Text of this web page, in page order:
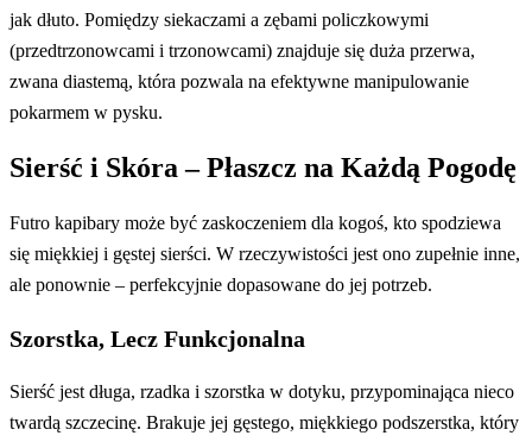
jak dłuto. Pomiędzy siekaczami a zębami policzkowymi
(przedtrzonowcami i trzonowcami) znajduje się duża przerwa,
zwana diastemą, która pozwala na efektywne manipulowanie
pokarmem w pysku.
Sierść i Skóra – Płaszcz na Każdą Pogodę
Futro kapibary może być zaskoczeniem dla kogoś, kto spodziewa
się miękkiej i gęstej sierści. W rzeczywistości jest ono zupełnie inne,
ale ponownie – perfekcyjnie dopasowane do jej potrzeb.
Szorstka, Lecz Funkcjonalna
Sierść jest długa, rzadka i szorstka w dotyku, przypominająca nieco
twardą szczecinę. Brakuje jej gęstego, miękkiego podszerstka, który